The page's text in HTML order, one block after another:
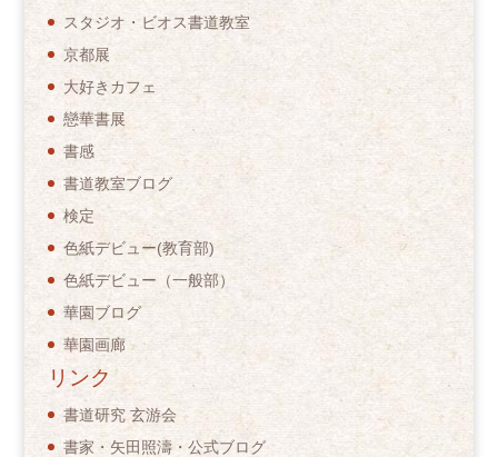
スタジオ・ビオス書道教室
京都展
大好きカフェ
戀華書展
書感
書道教室ブログ
検定
色紙デビュー(教育部)
色紙デビュー（一般部）
華園ブログ
華園画廊
リンク
書道研究 玄游会
書家・矢田照濤・公式ブログ